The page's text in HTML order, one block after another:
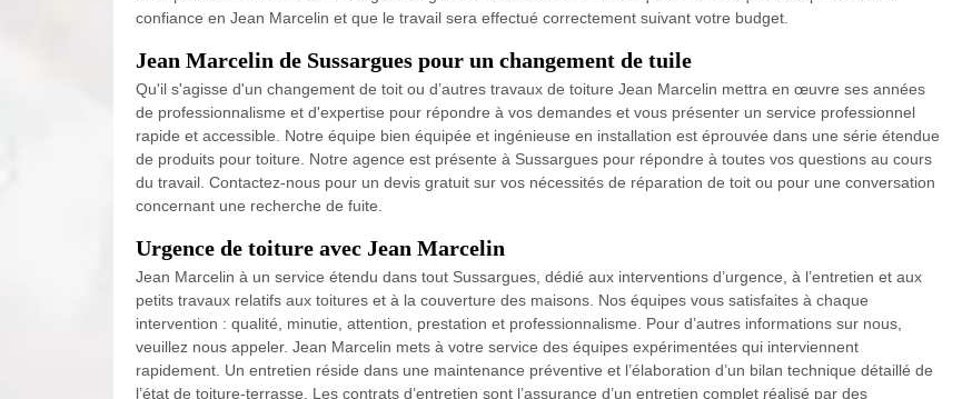
confiance en Jean Marcelin et que le travail sera effectué correctement suivant votre budget.
Jean Marcelin de Sussargues pour un changement de tuile
Qu'il s'agisse d'un changement de toit ou d’autres travaux de toiture Jean Marcelin mettra en œuvre ses années
de professionnalisme et d'expertise pour répondre à vos demandes et vous présenter un service professionnel
rapide et accessible. Notre équipe bien équipée et ingénieuse en installation est éprouvée dans une série étendue
de produits pour toiture. Notre agence est présente à Sussargues pour répondre à toutes vos questions au cours
du travail. Contactez-nous pour un devis gratuit sur vos nécessités de réparation de toit ou pour une conversation
concernant une recherche de fuite.
Urgence de toiture avec Jean Marcelin
Jean Marcelin à un service étendu dans tout Sussargues, dédié aux interventions d’urgence, à l’entretien et aux
petits travaux relatifs aux toitures et à la couverture des maisons. Nos équipes vous satisfaites à chaque
intervention : qualité, minutie, attention, prestation et professionnalisme. Pour d’autres informations sur nous,
veuillez nous appeler. Jean Marcelin mets à votre service des équipes expérimentées qui interviennent
rapidement. Un entretien réside dans une maintenance préventive et l’élaboration d’un bilan technique détaillé de
l’état de toiture-terrasse. Les contrats d’entretien sont l’assurance d’un entretien complet réalisé par des